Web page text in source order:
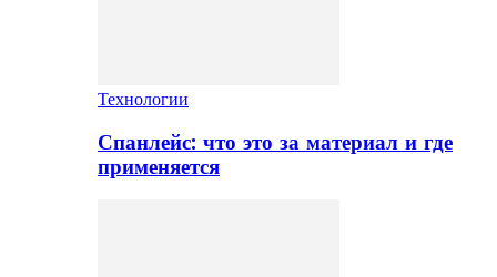
Технологии
Спанлейс: что это за материал и где
применяется